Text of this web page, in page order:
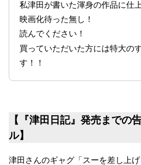
私津田が書いた渾身の作品に仕
映画化待った無し！
読んでください！
買っていただいた方には特大の
す！！
【『津田日記』発売までの
ル】
津田さんのギャグ「スーを差し上げ